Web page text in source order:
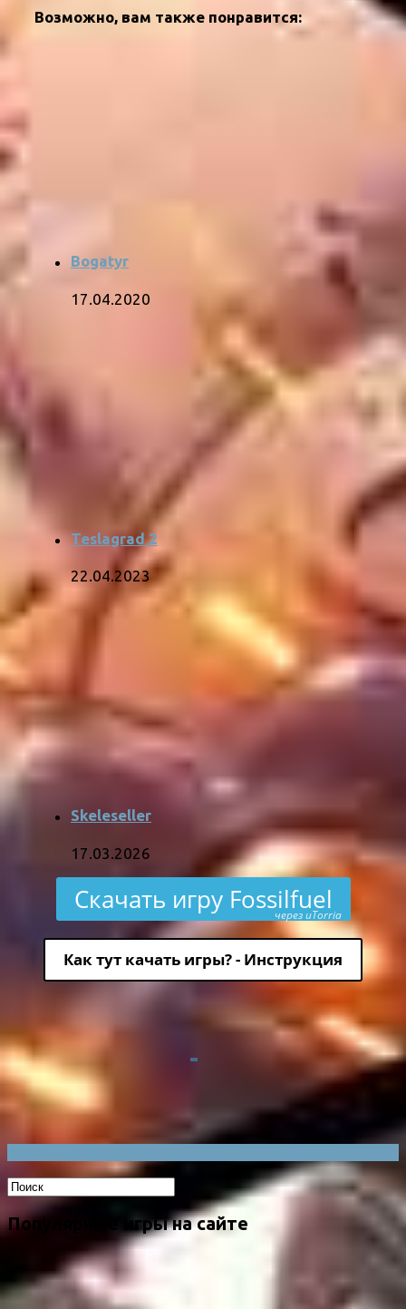
Возможно, вам также понравится:
Bogatyr
17.04.2020
Teslagrad 2
22.04.2023
Skeleseller
17.03.2026
Скачать игру Fossilfuel
через uTorria
Как тут качать игры? - Инструкция
Популярные игры на сайте